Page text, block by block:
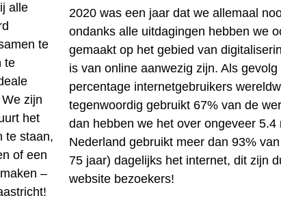
alle
te
te
zijn
het
te staan,
of een
–
2020 was een jaar dat we allemaal
ondanks alle uitdagingen hebben we
gemaakt op het gebied van
is van online aanwezig zijn. Als
percentage internetgebruikers
tegenwoordig gebruikt 67% van de
dan hebben we het over ongeveer 5.4
Nederland gebruikt meer dan 93%
75 jaar) dagelijks het internet, dit zijn
website bezoekers!